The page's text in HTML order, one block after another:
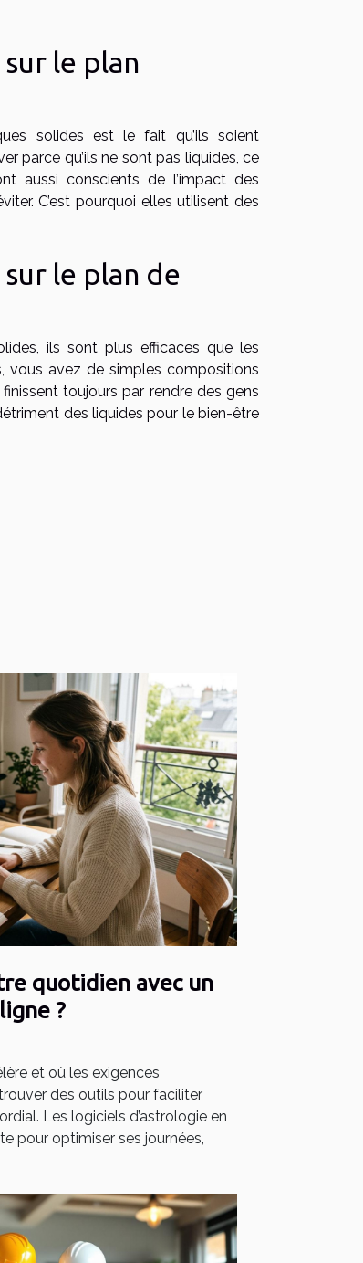
le plan
solides est le fait qu’ils soient
parce qu’ils ne sont pas liquides, ce
aussi conscients de l’impact des
C’est pourquoi elles utilisent des
le plan de
ils sont plus efficaces que les
vous avez de simples compositions
toujours par rendre des gens
des liquides pour le bien-être
quotidien avec un
?
et où les exigences
des outils pour faciliter
Les logiciels d’astrologie en
pour optimiser ses journées,